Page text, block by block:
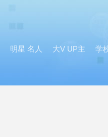
明星 名人 大V UP主 学